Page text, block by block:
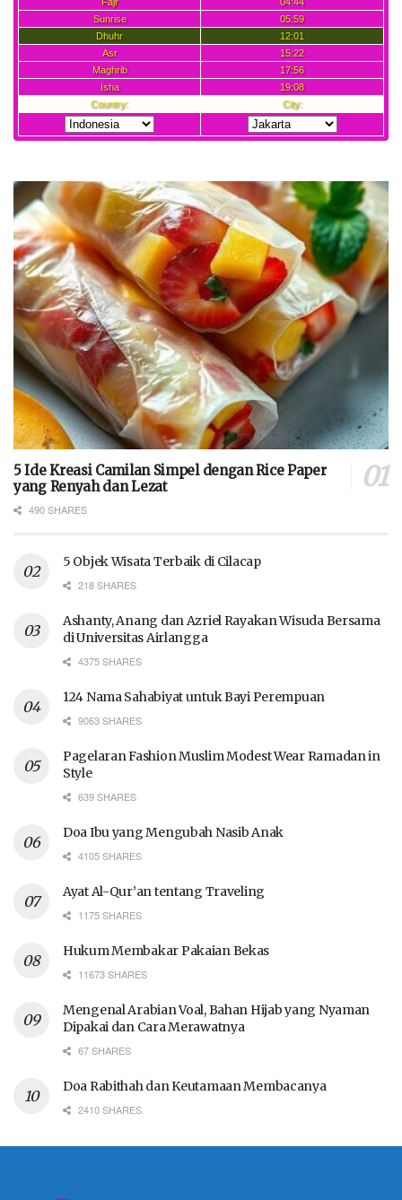
5 Ide Kreasi Camilan Simpel dengan Rice Paper
yang Renyah dan Lezat
490 SHARES
5 Objek Wisata Terbaik di Cilacap
218 SHARES
Ashanty, Anang dan Azriel Rayakan Wisuda Bersama
di Universitas Airlangga
4375 SHARES
124 Nama Sahabiyat untuk Bayi Perempuan
9063 SHARES
Pagelaran Fashion Muslim Modest Wear Ramadan in
Style
639 SHARES
Doa Ibu yang Mengubah Nasib Anak
4105 SHARES
Ayat Al-Qur’an tentang Traveling
1175 SHARES
Hukum Membakar Pakaian Bekas
11673 SHARES
Mengenal Arabian Voal, Bahan Hijab yang Nyaman
Dipakai dan Cara Merawatnya
67 SHARES
Doa Rabithah dan Keutamaan Membacanya
2410 SHARES